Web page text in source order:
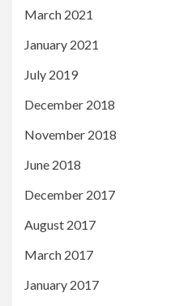
March 2021
January 2021
July 2019
December 2018
November 2018
June 2018
December 2017
August 2017
March 2017
January 2017